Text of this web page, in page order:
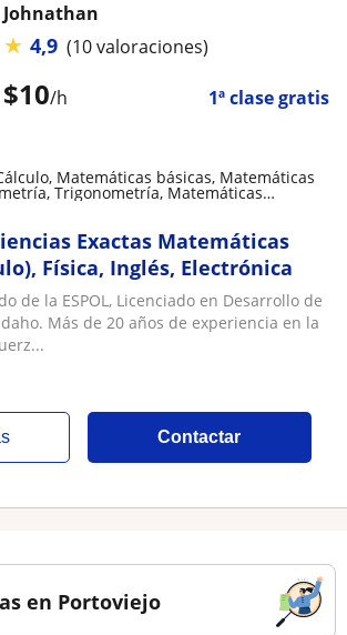
$10/h 1ª clase gratis
Johnathan
★ 4,9 (10 valoraciones)
Matemáticas básicas, Matemáticas
Trigonometría, Matemáticas
Exactas Matemáticas
Física, Inglés, Electrónica
de la ESPOL, Licenciado en Desarrollo de
Más de 20 años de experiencia en la
Contactar
en Portoviejo